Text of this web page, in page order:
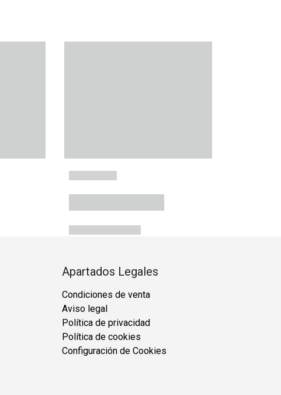
Apartados Legales
Condiciones de venta
Aviso legal
Política de privacidad
Política de cookies
Configuración de Cookies